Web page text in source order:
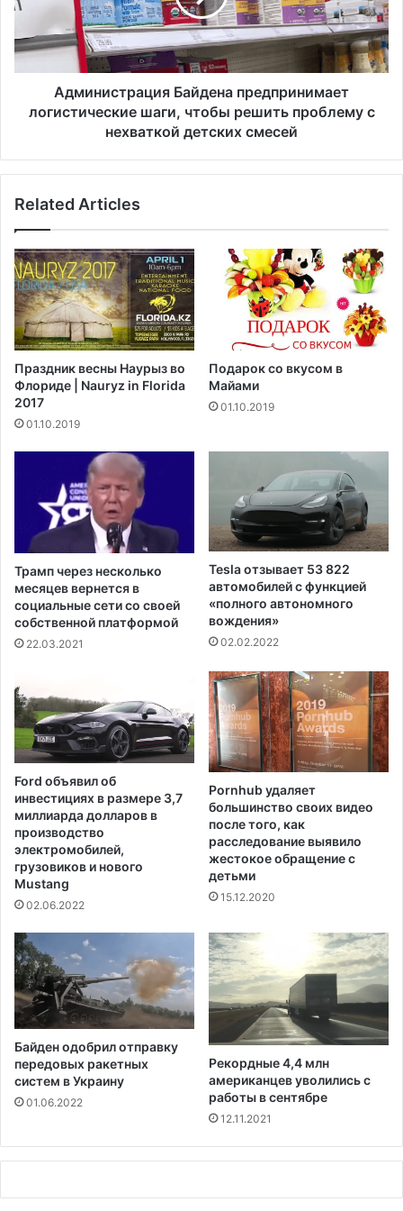
т
р
о
с
п
е
ц
и
а
л
ь
н
о
г
е
и
я
А
в
С
о
а
л
и
т
р
й
н
а
п
р
е
д
п
р
и
н
и
о
и
с
т
е
с
к
и
ш
г
и
,
ч
т
б
ы
р
е
ш
т
б
Администрация Байдена предпринимает
логистические шаги, чтобы решить проблему с
нехваткой детских смесей
Related Articles
Праздник весны Наурыз во
Флориде | Nauryz in Florida
2017
01.10.2019
Подарок со вкусом в
Майами
01.10.2019
Трамп через несколько
месяцев вернется в
социальные сети со своей
собственной платформой
22.03.2021
Tesla отзывает 53 822
автомобилей с функцией
«полного автономного
вождения»
02.02.2022
Ford объявил об
инвестициях в размере 3,7
миллиарда долларов в
производство
электромобилей,
грузовиков и нового
Mustang
02.06.2022
Pornhub удаляет
большинство своих видео
после того, как
расследование выявило
жестокое обращение с
детьми
15.12.2020
Байден одобрил отправку
передовых ракетных
систем в Украину
01.06.2022
Рекордные 4,4 млн
американцев уволились с
работы в сентябре
12.11.2021